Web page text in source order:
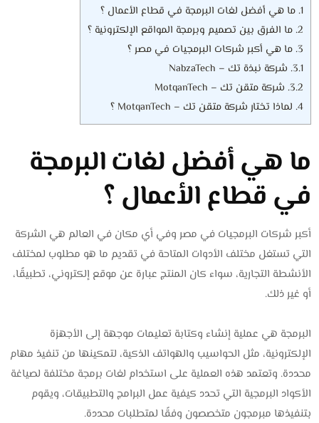
1. ما هي أفضل لغات البرمجة في قطاع الأعمال ؟
2. ما الفرق بين تصميم وبرمجة المواقع الإلكترونية ؟
3. ما هي أكبر شركات البرمجيات في مصر ؟
3.1. شركة نبذة تك – NabzaTech
3.2. شركة متقن تك – MotqanTech
4. لماذا تختار شركة متقن تك – MotqanTech ؟
ما هي أفضل لغات البرمجة
في قطاع الأعمال ؟
أكبر شركات البرمجيات في مصر وفي أي مكان في العالم هي الشركة
التي تستغل مختلف الأدوات المتاحة في تقديم ما هو مطلوب لمختلف
الأنشطة التجارية، سواء كان المنتج عبارة عن موقع إلكتروني، تطبيقًا،
أو غير ذلك.
البرمجة هي عملية إنشاء وكتابة تعليمات موجهة إلى الأجهزة
الإلكترونية، مثل الحواسيب والهواتف الذكية، لتمكينها من تنفيذ مهام
محددة. وتعتمد هذه العملية على استخدام لغات برمجة مختلفة لصياغة
الأكواد البرمجية التي تحدد كيفية عمل البرامج والتطبيقات، ويقوم
بتنفيذها مبرمجون متخصصون وفقًا لمتطلبات محددة.